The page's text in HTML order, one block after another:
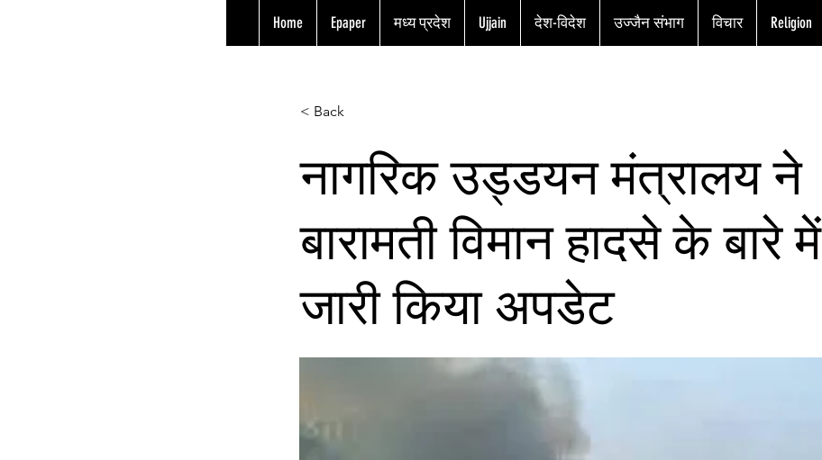
Home Epaper मध्य प्रदेश Ujjain देश-विदेश उज्जैन संभाग विचार Religion
< Back
नागरिक उड्डयन मंत्रालय ने
बारामती विमान हादसे के बारे में
जारी किया अपडेट